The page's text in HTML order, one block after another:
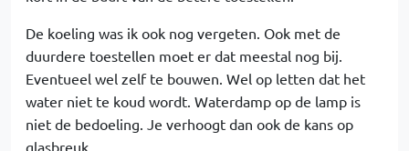
De koeling was ik ook nog vergeten. Ook met de
duurdere toestellen moet er dat meestal nog bij.
Eventueel wel zelf te bouwen. Wel op letten dat het
water niet te koud wordt. Waterdamp op de lamp is
niet de bedoeling. Je verhoogt dan ook de kans op
glasbreuk.